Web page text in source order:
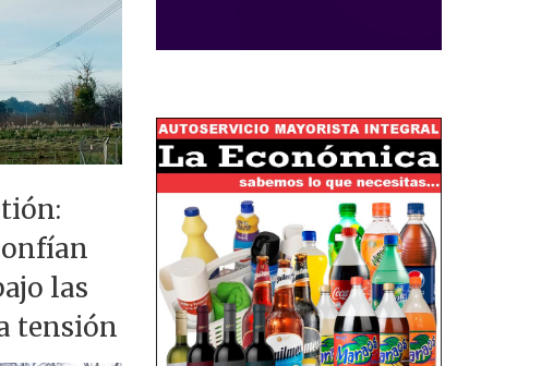
las
tensión